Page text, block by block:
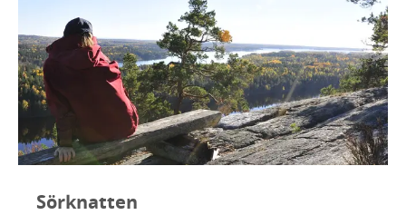
Sörknatten